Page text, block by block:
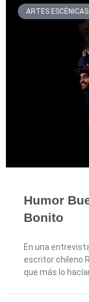
ARTES ESCÉNICAS
Humor
Bonito
En una
escritor chileno
que más lo